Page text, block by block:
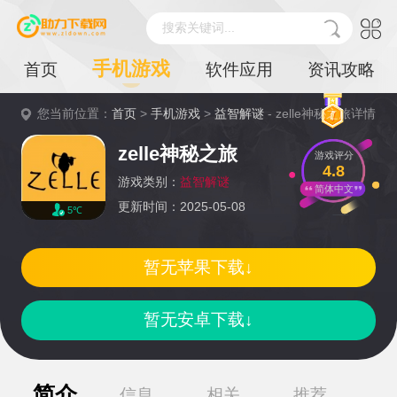
搜索关键词...
首页 手机游戏 软件应用 资讯攻略
您当前位置：首页 >手机游戏 >益智解谜 - zelle神秘之旅详情
5℃
zelle神秘之旅
游戏类别： 益智解谜
更新时间：2025-05-08
游戏评分
4.8
简体中文
暂无安卓下载↓
暂无苹果下载↓